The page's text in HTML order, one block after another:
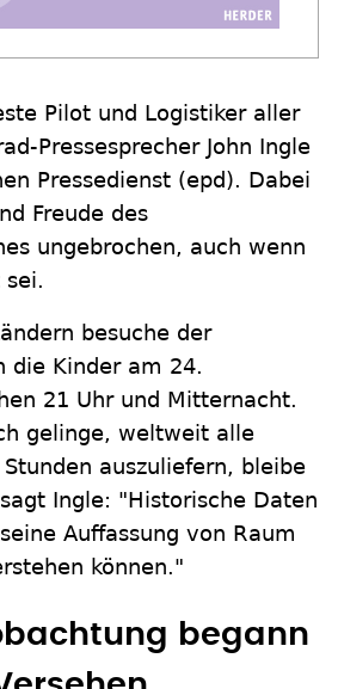
Pilot und Logistiker aller
Pressesprecher John Ingle
Pressedienst (epd). Dabei
Freude des
ungebrochen, auch wenn
sei.
besuche der
die Kinder am 24.
21 Uhr und Mitternacht.
gelinge, weltweit alle
auszuliefern, bleibe
Ingle: "Historische Daten
Auffassung von Raum
können."
begann